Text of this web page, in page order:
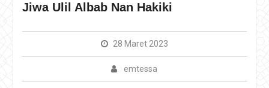
Jiwa Ulil Albab Nan Hakiki
28 Maret 2023
emtessa